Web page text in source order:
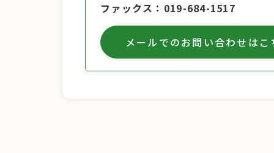
ファックス
019-684-1517
メールでのお問い合わせはこ